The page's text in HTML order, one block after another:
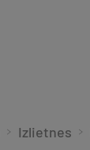
Izlietnes